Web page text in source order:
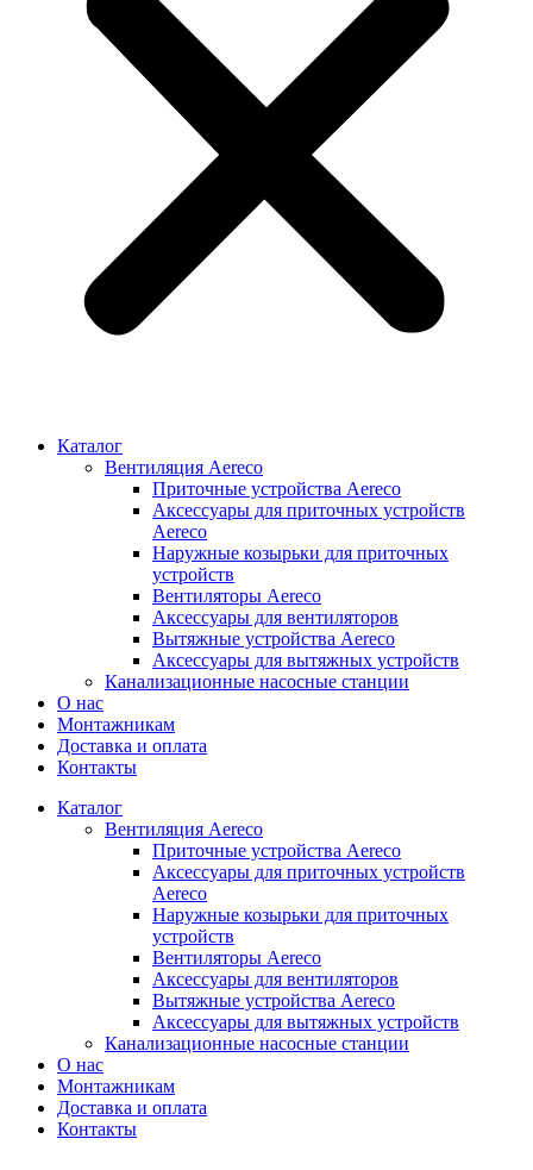
Каталог
Вентиляция Aereco
Приточные устройства Aereco
Аксессуары для приточных устройств
Aereco
Наружные козырьки для приточных
устройств
Вентиляторы Aereco
Аксессуары для вентиляторов
Вытяжные устройства Aereco
Аксессуары для вытяжных устройств
Канализационные насосные станции
О нас
Монтажникам
Доставка и оплата
Контакты
Каталог
Вентиляция Aereco
Приточные устройства Aereco
Аксессуары для приточных устройств
Aereco
Наружные козырьки для приточных
устройств
Вентиляторы Aereco
Аксессуары для вентиляторов
Вытяжные устройства Aereco
Аксессуары для вытяжных устройств
Канализационные насосные станции
О нас
Монтажникам
Доставка и оплата
Контакты